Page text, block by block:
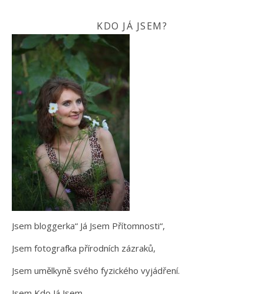
KDO JÁ JSEM?
Jsem bloggerka“ Já Jsem Přítomnosti“,
Jsem fotografka přírodních zázraků,
Jsem umělkyně svého fyzického vyjádření.